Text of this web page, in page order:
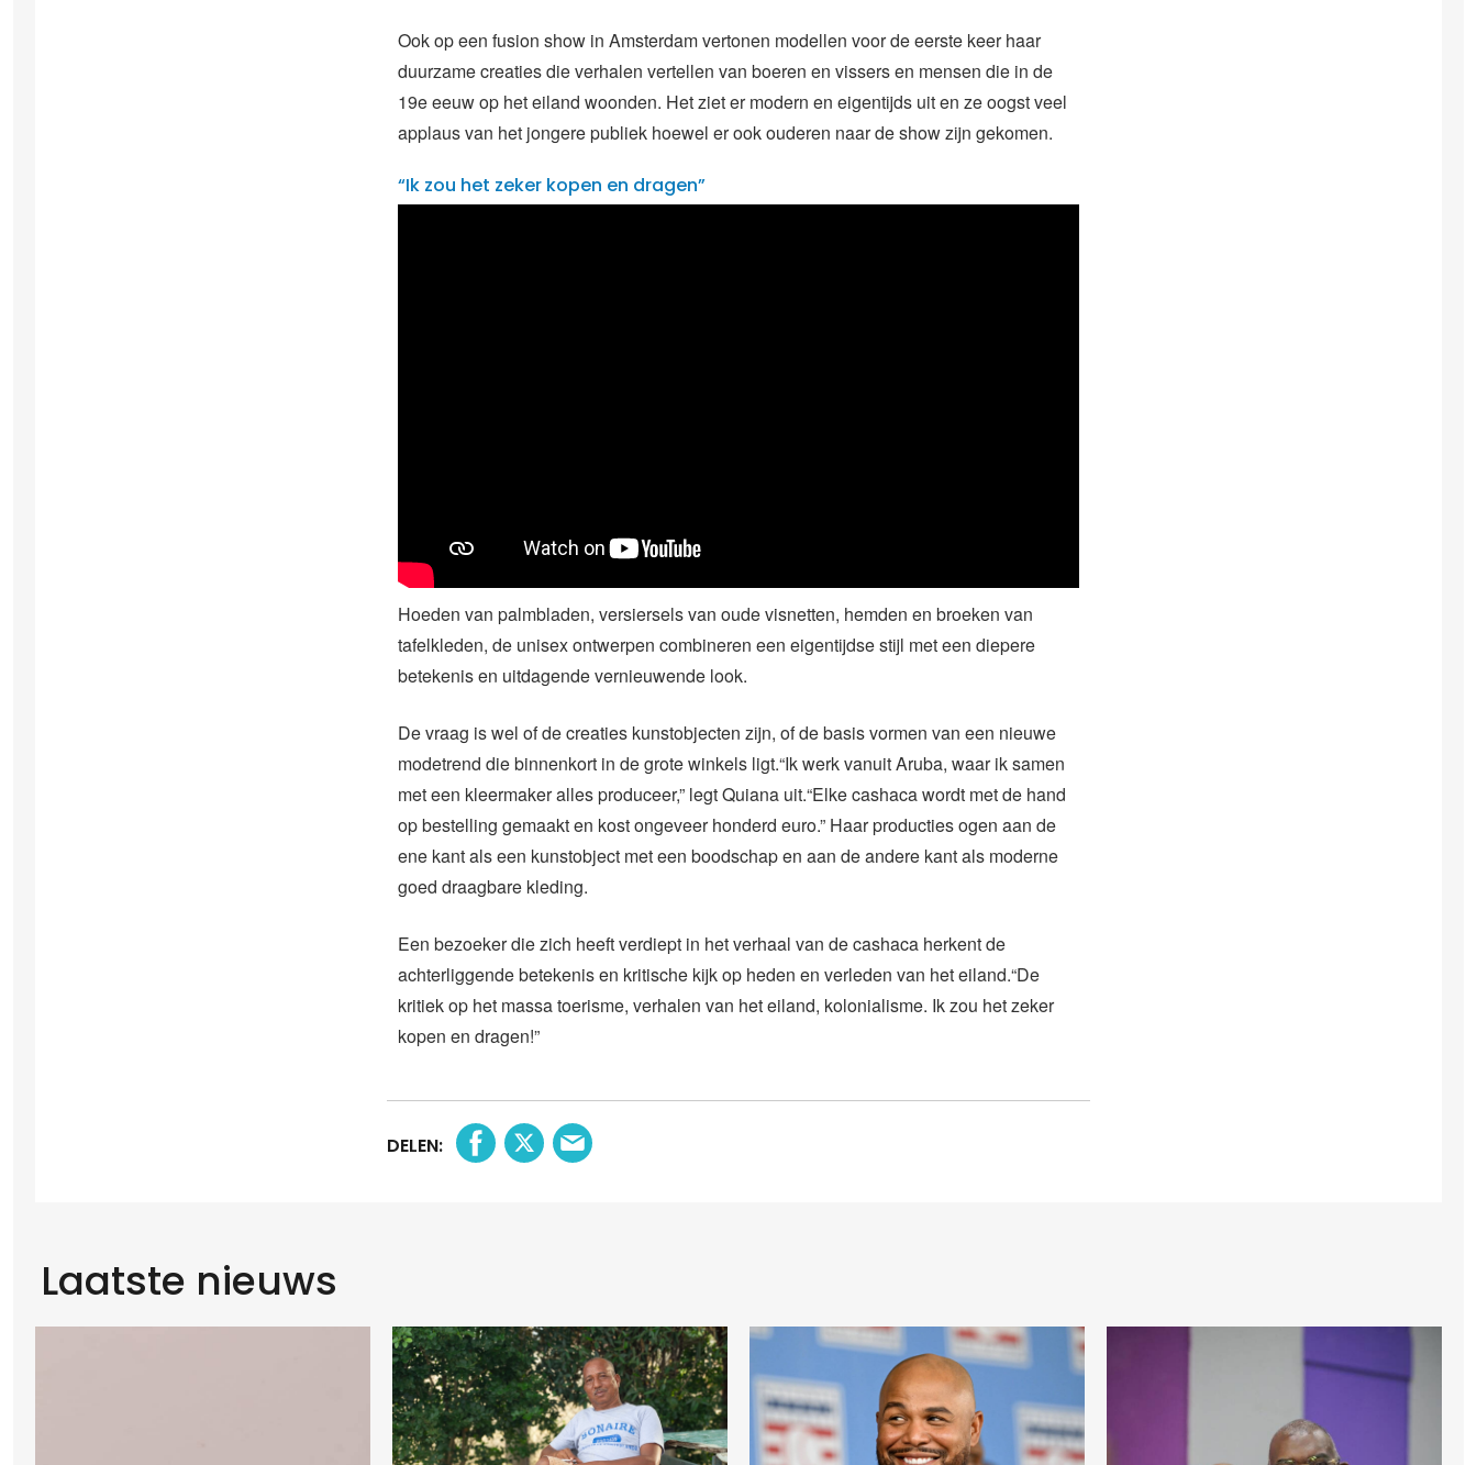
Ook op een fusion show in Amsterdam vertonen modellen voor de eerste keer haar
duurzame creaties die verhalen vertellen van boeren en vissers en mensen die in de
19e eeuw op het eiland woonden. Het ziet er modern en eigentijds uit en ze oogst veel
applaus van het jongere publiek hoewel er ook ouderen naar de show zijn gekomen.
“Ik zou het zeker kopen en dragen”
Hoeden van palmbladen, versiersels van oude visnetten, hemden en broeken van
tafelkleden, de unisex ontwerpen combineren een eigentijdse stijl met een diepere
betekenis en uitdagende vernieuwende look.
De vraag is wel of de creaties kunstobjecten zijn, of de basis vormen van een nieuwe
modetrend die binnenkort in de grote winkels ligt.“Ik werk vanuit Aruba, waar ik samen
met een kleermaker alles produceer,” legt Quiana uit.“Elke cashaca wordt met de hand
op bestelling gemaakt en kost ongeveer honderd euro.” Haar producties ogen aan de
ene kant als een kunstobject met een boodschap en aan de andere kant als moderne
goed draagbare kleding.
Een bezoeker die zich heeft verdiept in het verhaal van de cashaca herkent de
achterliggende betekenis en kritische kijk op heden en verleden van het eiland.“De
kritiek op het massa toerisme, verhalen van het eiland, kolonialisme. Ik zou het zeker
kopen en dragen!”
DELEN:
Laatste nieuws